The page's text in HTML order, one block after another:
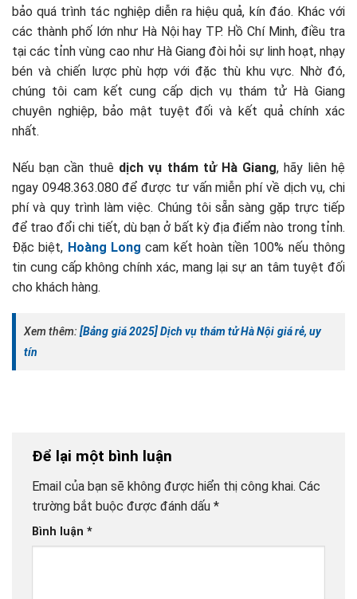
bảo quá trình tác nghiệp diễn ra hiệu quả, kín đáo. Khác với
các thành phố lớn như Hà Nội hay TP. Hồ Chí Minh, điều tra
tại các tỉnh vùng cao như Hà Giang đòi hỏi sự linh hoạt, nhạy
bén và chiến lược phù hợp với đặc thù khu vực. Nhờ đó,
chúng tôi cam kết cung cấp dịch vụ thám tử Hà Giang
chuyên nghiệp, bảo mật tuyệt đối và kết quả chính xác
nhất.
Nếu bạn cần thuê dịch vụ thám tử Hà Giang, hãy liên hệ
ngay 0948.363.080 để được tư vấn miễn phí về dịch vụ, chi
phí và quy trình làm việc. Chúng tôi sẵn sàng gặp trực tiếp
để trao đổi chi tiết, dù bạn ở bất kỳ địa điểm nào trong tỉnh.
Đặc biệt, Hoàng Long cam kết hoàn tiền 100% nếu thông
tin cung cấp không chính xác, mang lại sự an tâm tuyệt đối
cho khách hàng.
Xem thêm:[Bảng giá 2025] Dịch vụ thám tử Hà Nội giá rẻ, uy
tín
Để lại một bình luận
Email của bạn sẽ không được hiển thị công khai. Các
trường bắt buộc được đánh dấu *
Bình luận *